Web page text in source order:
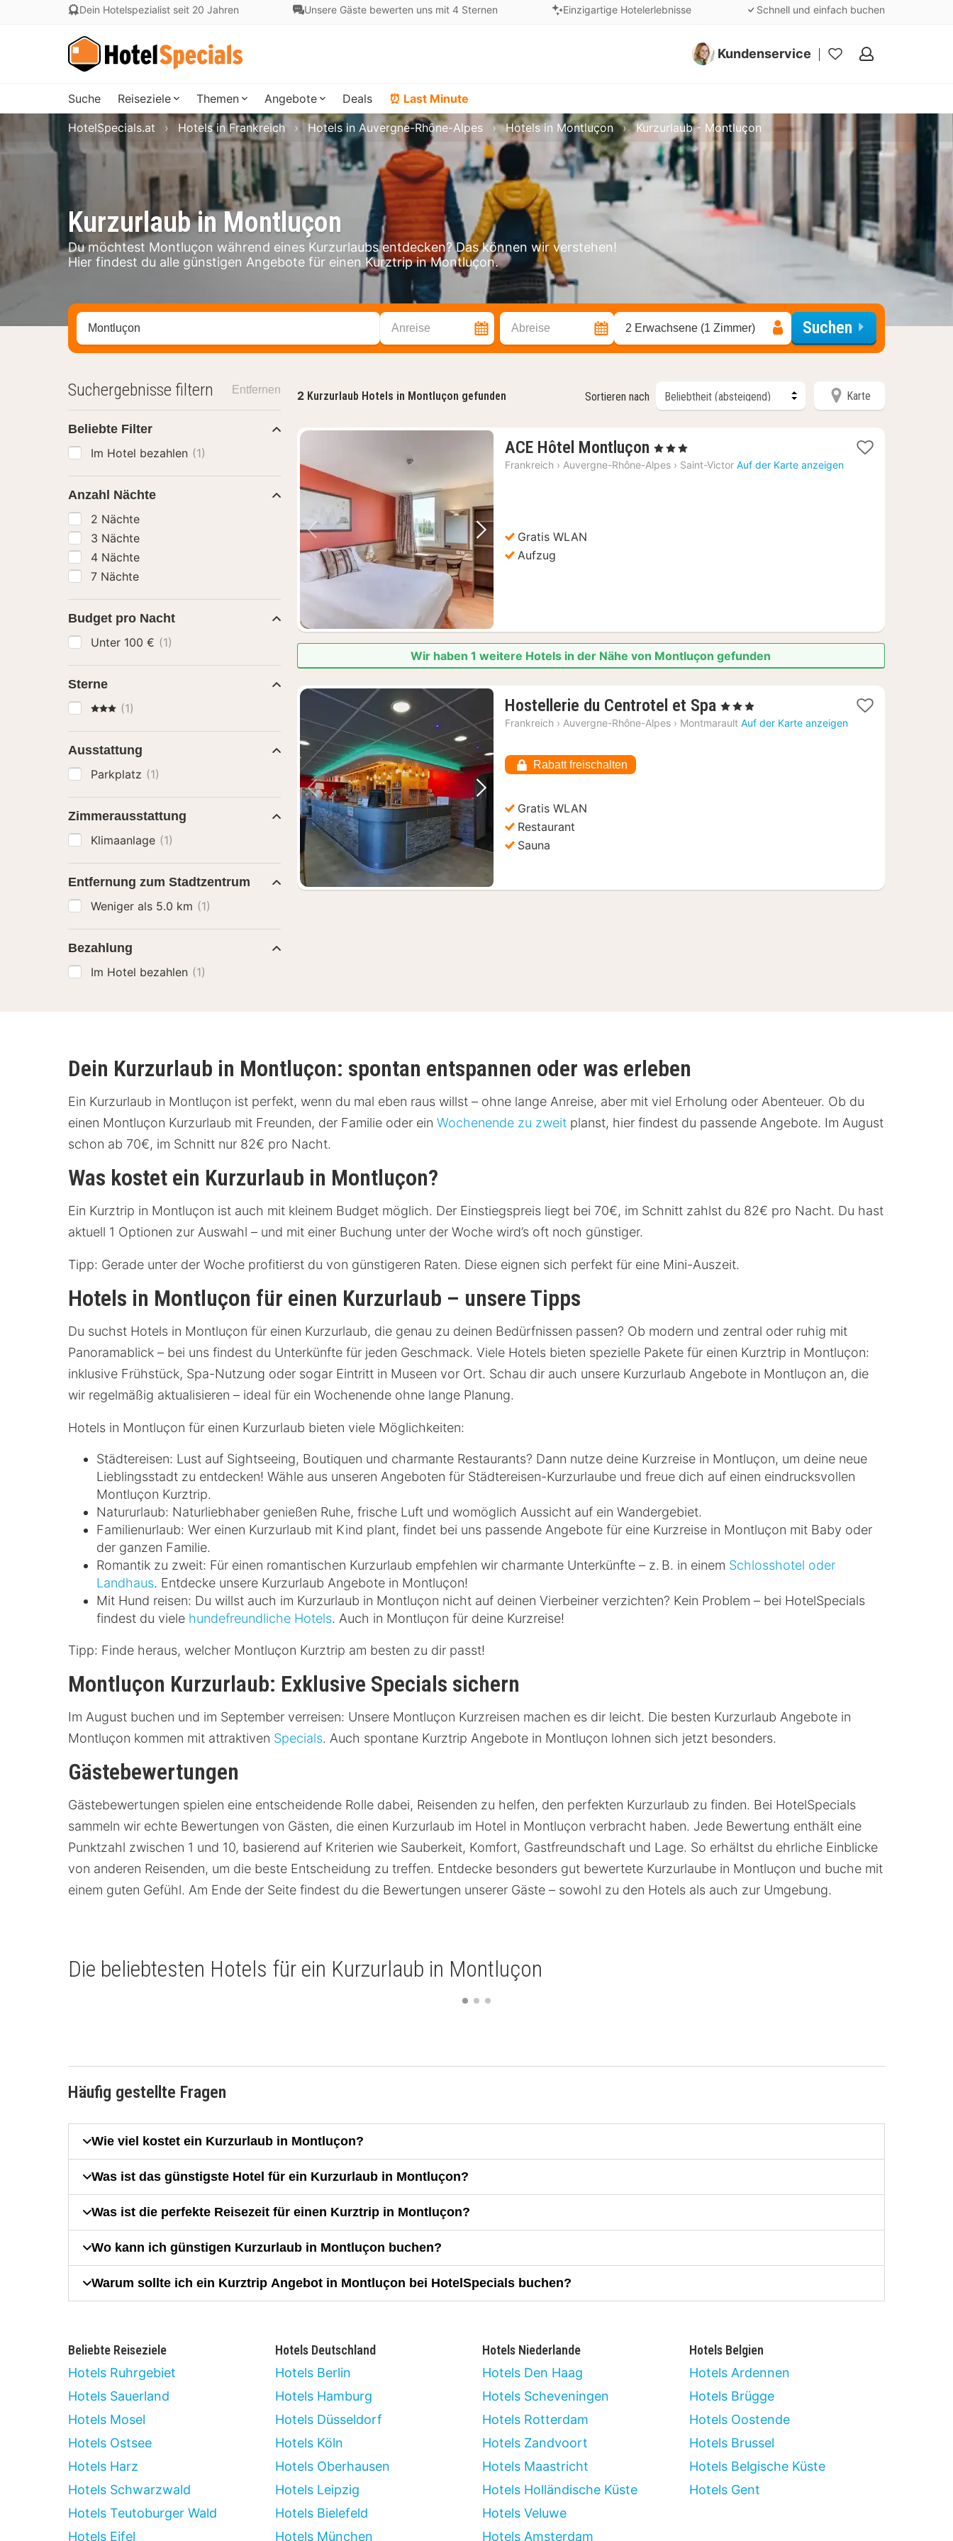
Dein Hotelspezialist seit 20 Jahren Unsere Gäste bewerten uns mit 4 Sternen Einzigartige Hotelerlebnisse Schnell und einfach buchen
Kundenservice
Meine
Suche Reiseziele Themen Angebote Deals ⏰ Last Minute
Kurzurlaub in Montluçon
Du möchtest Montluçon während eines Kurzurlaubs entdecken? Das können wir verstehen!
Hier findest du alle günstigen Angebote für einen Kurztrip in Montluçon.
HotelSpecials.at Hotels in Frankreich Hotels in Auvergne-Rhône-Alpes Hotels in Montluçon Kurzurlaub - Montluçon
Stadt, Region oder Hotel suchen Anreise Abreise 2 Erwachsene (1 Zimmer) Suchen
2 Kurzurlaub Hotels in Montluçon gefunden Sortieren nach Karte
Vorheriges Bild Nächstes Bild
ACE Hôtel Montluçon 1
Nacht
, 3 Sterne
Frankreich › Auvergne-Rhône-Alpes › Saint-Victor Auf der Karte anzeigen
Gratis WLAN
Aufzug
Wir haben 1 weitere Hotels in der Nähe von Montluçon gefunden
Vorheriges Bild Nächstes Bild
Hostellerie du Centrotel et Spa 1
Nacht
, 3 Sterne
Frankreich › Auvergne-Rhône-Alpes › Montmarault Auf der Karte anzeigen
Rabatt freischalten
Gratis WLAN
Restaurant
Sauna
Suchergebnisse filtern Entfernen
Beliebte Filter
Im Hotel bezahlen (1)
Anzahl Nächte
2 Nächte
3 Nächte
4 Nächte
7 Nächte
Budget pro Nacht
Unter 100 € (1)
Sterne
3 Sterne
(1)
Ausstattung
Parkplatz (1)
Zimmerausstattung
Klimaanlage (1)
Entfernung zum Stadtzentrum
Weniger als 5.0 km (1)
Bezahlung
Im Hotel bezahlen (1)
Dein Kurzurlaub in Montluçon: spontan entspannen oder was erleben
Ein Kurzurlaub in Montluçon ist perfekt, wenn du mal eben raus willst – ohne lange Anreise, aber mit viel Erholung oder Abenteuer. Ob du
einen Montluçon Kurzurlaub mit Freunden, der Familie oder ein Wochenende zu zweit planst, hier findest du passende Angebote. Im August
schon ab 70€, im Schnitt nur 82€ pro Nacht.
Was kostet ein Kurzurlaub in Montluçon?
Ein Kurztrip in Montluçon ist auch mit kleinem Budget möglich. Der Einstiegspreis liegt bei 70€, im Schnitt zahlst du 82€ pro Nacht. Du hast
aktuell 1 Optionen zur Auswahl – und mit einer Buchung unter der Woche wird’s oft noch günstiger.
Tipp: Gerade unter der Woche profitierst du von günstigeren Raten. Diese eignen sich perfekt für eine Mini-Auszeit.
Hotels in Montluçon für einen Kurzurlaub – unsere Tipps
Du suchst Hotels in Montluçon für einen Kurzurlaub, die genau zu deinen Bedürfnissen passen? Ob modern und zentral oder ruhig mit
Panoramablick – bei uns findest du Unterkünfte für jeden Geschmack. Viele Hotels bieten spezielle Pakete für einen Kurztrip in Montluçon:
inklusive Frühstück, Spa-Nutzung oder sogar Eintritt in Museen vor Ort. Schau dir auch unsere Kurzurlaub Angebote in Montluçon an, die
wir regelmäßig aktualisieren – ideal für ein Wochenende ohne lange Planung.
Hotels in Montluçon für einen Kurzurlaub bieten viele Möglichkeiten:
Städtereisen: Lust auf Sightseeing, Boutiquen und charmante Restaurants? Dann nutze deine Kurzreise in Montluçon, um deine neue
Lieblingsstadt zu entdecken! Wähle aus unseren Angeboten für Städtereisen-Kurzurlaube und freue dich auf einen eindrucksvollen
Montluçon Kurztrip.
Natururlaub: Naturliebhaber genießen Ruhe, frische Luft und womöglich Aussicht auf ein Wandergebiet.
Familienurlaub: Wer einen Kurzurlaub mit Kind plant, findet bei uns passende Angebote für eine Kurzreise in Montluçon mit Baby oder
der ganzen Familie.
Romantik zu zweit: Für einen romantischen Kurzurlaub empfehlen wir charmante Unterkünfte – z. B. in einem Schlosshotel oder
Landhaus. Entdecke unsere Kurzurlaub Angebote in Montluçon!
Mit Hund reisen: Du willst auch im Kurzurlaub in Montluçon nicht auf deinen Vierbeiner verzichten? Kein Problem – bei HotelSpecials
findest du viele hundefreundliche Hotels. Auch in Montluçon für deine Kurzreise!
Tipp: Finde heraus, welcher Montluçon Kurztrip am besten zu dir passt!
Montluçon Kurzurlaub: Exklusive Specials sichern
Im August buchen und im September verreisen: Unsere Montluçon Kurzreisen machen es dir leicht. Die besten Kurzurlaub Angebote in
Montluçon kommen mit attraktiven Specials. Auch spontane Kurztrip Angebote in Montluçon lohnen sich jetzt besonders.
Gästebewertungen
Gästebewertungen spielen eine entscheidende Rolle dabei, Reisenden zu helfen, den perfekten Kurzurlaub zu finden. Bei HotelSpecials
sammeln wir echte Bewertungen von Gästen, die einen Kurzurlaub im Hotel in Montluçon verbracht haben. Jede Bewertung enthält eine
Punktzahl zwischen 1 und 10, basierend auf Kriterien wie Sauberkeit, Komfort, Gastfreundschaft und Lage. So erhältst du ehrliche Einblicke
von anderen Reisenden, um die beste Entscheidung zu treffen. Entdecke besonders gut bewertete Kurzurlaube in Montluçon und buche mit
einem guten Gefühl. Am Ende der Seite findest du die Bewertungen unserer Gäste – sowohl zu den Hotels als auch zur Umgebung.
Die beliebtesten Hotels für ein Kurzurlaub in Montluçon
Häufig gestellte Fragen
Wie viel kostet ein Kurzurlaub in Montluçon?
Was ist das günstigste Hotel für ein Kurzurlaub in Montluçon?
Was ist die perfekte Reisezeit für einen Kurztrip in Montluçon?
Wo kann ich günstigen Kurzurlaub in Montluçon buchen?
Warum sollte ich ein Kurztrip Angebot in Montluçon bei HotelSpecials buchen?
Beliebte Reiseziele
Hotels Ruhrgebiet
Hotels Sauerland
Hotels Mosel
Hotels Ostsee
Hotels Harz
Hotels Schwarzwald
Hotels Teutoburger Wald
Hotels Eifel
Hotels Deutschland
Hotels Berlin
Hotels Hamburg
Hotels Düsseldorf
Hotels Köln
Hotels Oberhausen
Hotels Leipzig
Hotels Bielefeld
Hotels München
Hotels Niederlande
Hotels Den Haag
Hotels Scheveningen
Hotels Rotterdam
Hotels Zandvoort
Hotels Maastricht
Hotels Holländische Küste
Hotels Veluwe
Hotels Amsterdam
Hotels Belgien
Hotels Ardennen
Hotels Brügge
Hotels Oostende
Hotels Brussel
Hotels Belgische Küste
Hotels Gent